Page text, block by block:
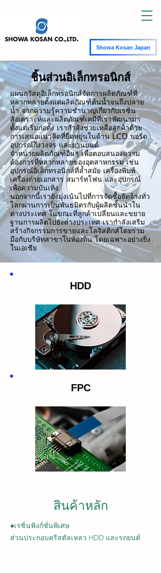
Showa Kosan Japan
ชิ้นส่วนอิเล็กทรอนิกส์
แผนกวัสดุอิเล็กทรอนิกส์จัดการผลิตภัณฑ์ที่
หลากหลายตั้งแต่ผลิตภัณฑ์ต้นน้ำจนถึงปลาย
น้ำ จากความรู้ความชำนาญเกี่ยวกับเรซิน
สังเคราะห์และผลิตภัณฑ์เคมีที่เราพัฒนามา
ตั้งแต่เริ่มก่อตั้ง เรากำลังช่วยเหลือลูกค้าด้วย
การเสนอแนวคิดที่ยืดหยุ่นในด้าน LCD บอร์ด
อุปกรณ์กึ่งวงจร และยานยนต์
จำหน่ายผลิตภัณฑ์อื่นๆ เพื่อตอบสนองความ
ต้องการที่หลากหลายของอุตสาหกรรม เช่น
อุปกรณ์อิเล็กทรอนิกส์ที่ล้ำสมัย เครื่องพิมพ์
เครื่องถ่ายเอกสาร สมาร์ทโฟน และอุปกรณ์
เพื่อความบันเทิง
นอกจากนี้เรายังมุ่งเน้นไปที่การจัดซื้อจัดจ้างทั่ว
โลกผ่านการเป็นพันธมิตรกับผู้ผลิตชั้นนำใน
ต่างประเทศ ในขณะที่ลูกค้าเปลี่ยนและขยาย
ฐานการผลิตไปยังต่างประเทศ เรากำลังเสริม
สร้างกิจกรรมการขายและโลจิสติกส์โดยร่วม
มือกับบริษัทสาขาในท้องถิ่น โดยเฉพาะอย่างยิ่ง
ในเอเชีย
HDD
FPC
สินค้าหลัก
●เรซิ่นฟังก์ชั่นพิเศษ
ส่วนประกอบคริสตัลเหลว HDD และรถยนต์